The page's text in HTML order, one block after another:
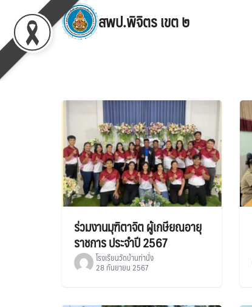
content
สพป.พิจิตร เขต ๒
ร่วมงานมุฑิตาจิต ผู้เกษียณอายุ
ราชการ ประจำปี 2567
โรงเรียนวัดบ้านท่านั่ง
28 กันยายน 2567